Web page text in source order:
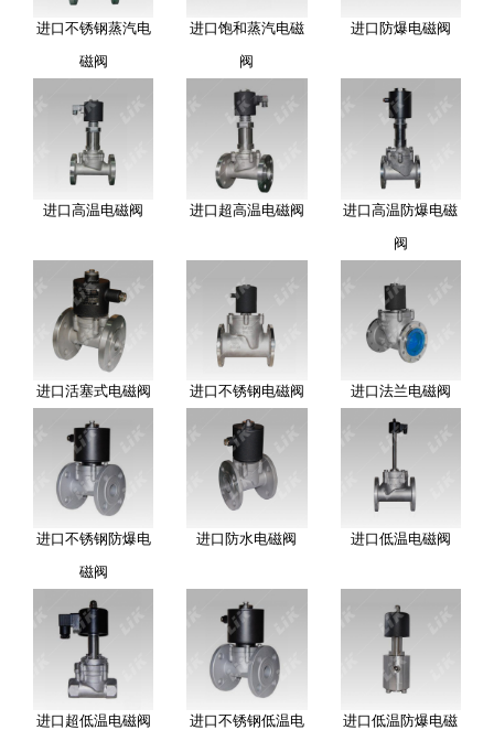
进口不锈钢蒸汽电
磁阀
进口饱和蒸汽电磁
阀
进口防爆电磁阀
进口高温电磁阀 进口超高温电磁阀
进口高温防爆电磁
阀
进口活塞式电磁阀 进口不锈钢电磁阀 进口法兰电磁阀
进口不锈钢防爆电
磁阀
进口防水电磁阀 进口低温电磁阀
进口超低温电磁阀
进口不锈钢低温电
进口低温防爆电磁